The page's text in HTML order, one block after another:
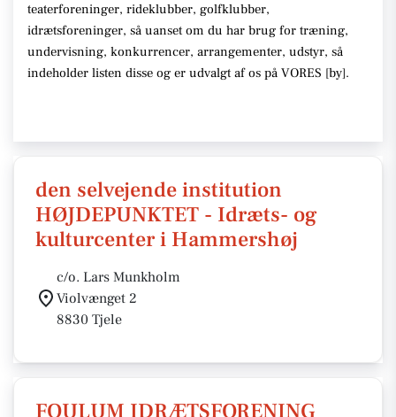
teaterforeninger, rideklubber, golfklubber,
idrætsforeninger, så uanset om du har brug for træning,
undervisning, konkurrencer, arrangementer, udstyr, så
indeholder listen disse og er udvalgt af os på VORES [by].
den selvejende institution
HØJDEPUNKTET - Idræts- og
kulturcenter i Hammershøj
c/o. Lars Munkholm
Violvænget 2
8830 Tjele
FOULUM IDRÆTSFORENING